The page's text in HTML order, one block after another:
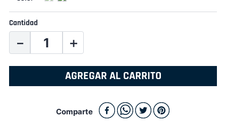
Cantidad
＋
－
AGREGAR AL CARRITO
Comparte